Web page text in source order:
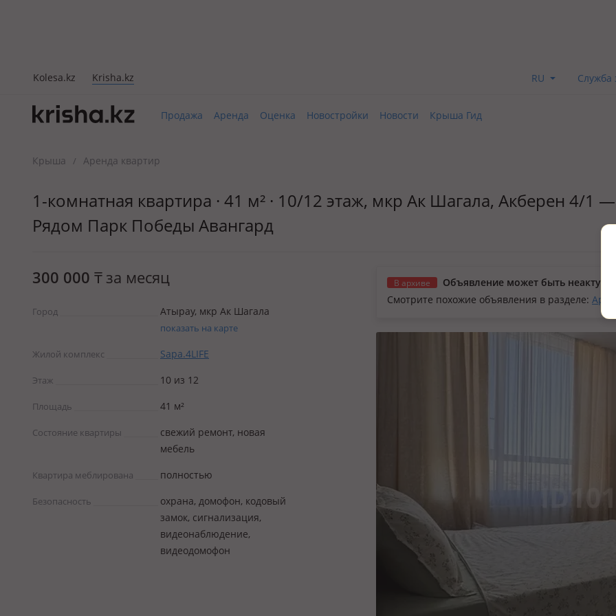
Kolesa.kz Krisha.kz RU Служба
Продажа Аренда Оценка Новостройки Новости Крыша Гид
Крыша / Аренда квартир
1-комнатная квартира · 41 м² · 10/12 этаж, мкр Ак Шагала, Акберен 4/1 —
Рядом Парк Победы Авангард
300 000 ₸ за месяц
Город Атырау, мкр Ак Шагала
показать на карте
Жилой комплекс Sapa.4LIFE
Этаж 10 из 12
Площадь 41 м²
Состояние квартиры
свежий ремонт, новая
мебель
Квартира меблирована полностью
Безопасность
охрана, домофон, кодовый
замок, сигнализация,
видеонаблюдение,
видеодомофон
В архиве
Объявление может быть
Смотрите похожие объявления в разделе: